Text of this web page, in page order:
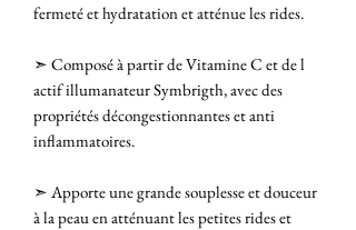
fermeté et hydratation et atténue les rides.
➣ Composé à partir de Vitamine C et de l
actif illumanateur Symbrigth, avec des
propriétés décongestionnantes et anti
inflammatoires.
➣ Apporte une grande souplesse et douceur
à la peau en atténuant les petites rides et